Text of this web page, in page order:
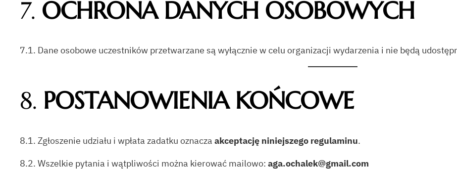
7. OCHRONA DANYCH OSOBOWYCH
7.1. Dane osobowe uczestników przetwarzane są wyłącznie w celu organizacji wydarzenia i nie będą
8. POSTANOWIENIA KOŃCOWE
8.1. Zgłoszenie udziału i wpłata zadatku oznacza akceptację niniejszego regulaminu.
8.2. Wszelkie pytania i wątpliwości można kierować mailowo: aga.ochalek@gmail.com